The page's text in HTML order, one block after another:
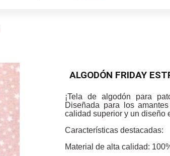
ALGODÓN FRIDAY
¡Tela de algodón para
Diseñada para los
calidad superior y un diseño
Características destacadas:
Material de alta calidad: